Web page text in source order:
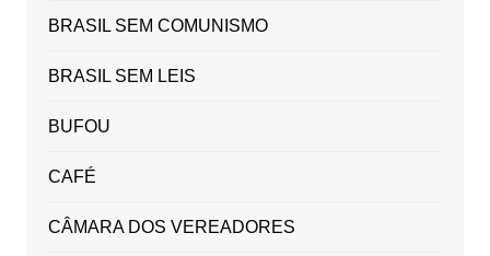
BRASIL SEM COMUNISMO
BRASIL SEM LEIS
BUFOU
CAFÉ
CÂMARA DOS VEREADORES